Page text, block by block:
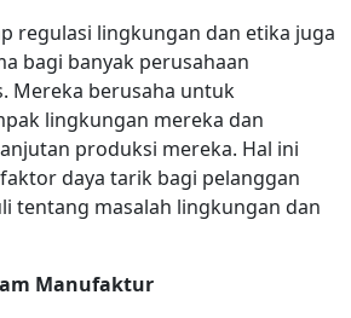
regulasi lingkungan dan etika juga
bagi banyak perusahaan
Mereka berusaha untuk
lingkungan mereka dan
produksi mereka. Hal ini
daya tarik bagi pelanggan
tentang masalah lingkungan dan
Manufaktur